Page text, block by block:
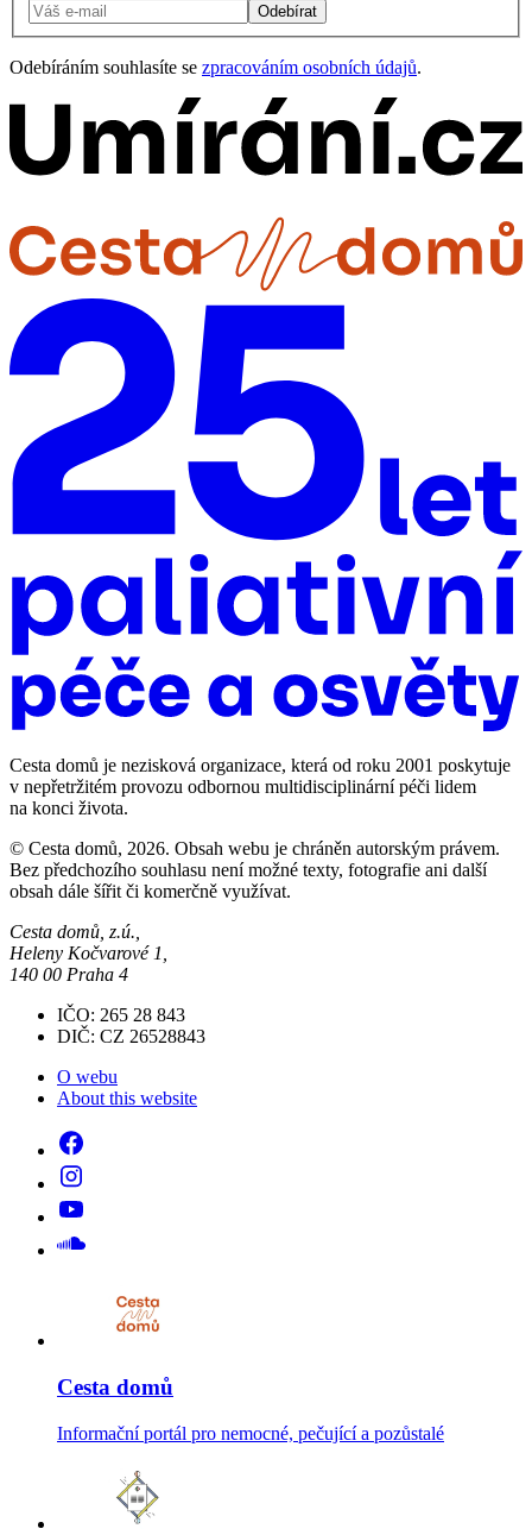
Odebírat
Odebíráním souhlasíte se zpracováním osobních údajů.
Cesta domů je nezisková organizace, která od roku 2001 poskytuje
v nepřetržitém provozu odbornou multidisciplinární péči lidem
na konci života.
© Cesta domů, 2026. Obsah webu je chráněn autorským právem.
Bez předchozího souhlasu není možné texty, fotografie ani další
obsah dále šířit či komerčně využívat.
Cesta domů, z.ú.,
Heleny Kočvarové 1,
140 00 Praha 4
IČO: 265 28 843
DIČ: CZ 26528843
O webu
About this website
Cesta domů
Informační portál pro nemocné, pečující a pozůstalé